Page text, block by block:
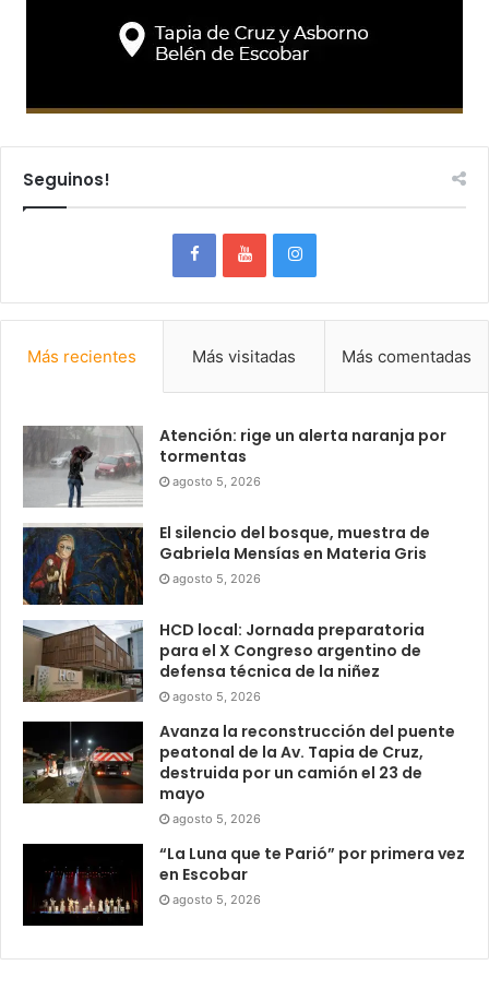
Seguinos!
Más recientes Más visitadas Más comentadas
Atención: rige un alerta naranja por
tormentas
agosto 5, 2026
El silencio del bosque, muestra de
Gabriela Mensías en Materia Gris
agosto 5, 2026
HCD local: Jornada preparatoria
para el X Congreso argentino de
defensa técnica de la niñez
agosto 5, 2026
Avanza la reconstrucción del puente
peatonal de la Av. Tapia de Cruz,
destruida por un camión el 23 de
mayo
agosto 5, 2026
“La Luna que te Parió” por primera vez
en Escobar
agosto 5, 2026